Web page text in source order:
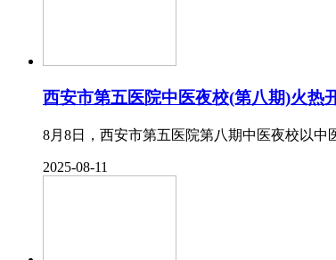
西安市第五医院中医夜校(第八期)火热
8月8日，西安市第五医院第八期中医夜校以
2025-08-11